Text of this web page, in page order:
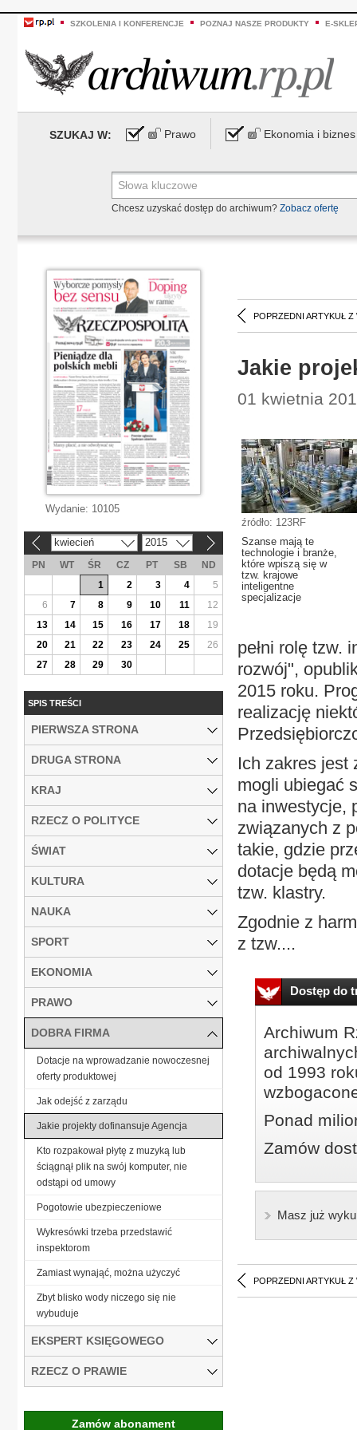
SZKOLENIA I KONFERENCJE POZNAJ NASZE PRODUKTY E-
SZUKAJ W: Prawo Ekonomia i biznes
Chcesz uzyskać dostęp do archiwum? Zobacz ofertę
POPRZEDNI ARTYKUŁ Z
Jakie
01 kwietnia
źródło: 123RF
Szanse mają te
technologie i branże,
które wpiszą się w
tzw. krajowe
inteligentne
specjalizacje
pełni rolę tzw.
rozwój",
2015 roku.
realizację
Ich zakres jest
mogli ubiegać
na inwestycje,
związanych z
takie, gdzie
dotacje będą
tzw. klastry.
Zgodnie z
z tzw....
Dostęp do
Archiwum
od 1993
Ponad
Zamów
Masz już
POPRZEDNI ARTYKUŁ Z
Wydanie: 10105
kwiecień 2015
PN WT ŚR CZ PT SB
ND
1
2 3 4
5
6
7 8 9 10 11
12
13
14 15 16 17 18
19
20
21 22 23 24 25
26
27
28 29 30
SPIS TREŚCI
PIERWSZA STRONA
DRUGA STRONA
KRAJ
RZECZ O POLITYCE
ŚWIAT
KULTURA
NAUKA
SPORT
EKONOMIA
PRAWO
DOBRA FIRMA
Dotacje na wprowadzanie nowoczesnej
oferty produktowej
Jak odejść z zarządu
Jakie projekty dofinansuje Agencja
Kto rozpakował płytę z muzyką lub
ściągnął plik na swój komputer, nie
odstąpi od umowy
Pogotowie ubezpieczeniowe
Wykresówki trzeba przedstawić
inspektorom
Zamiast wynająć, można użyczyć
Zbyt blisko wody niczego się nie
wybuduje
EKSPERT KSIĘGOWEGO
RZECZ O PRAWIE
Zamów abonament